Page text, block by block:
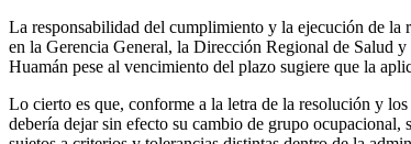
La responsabilidad del cumplimiento y la ejecución de la
en la Gerencia General, la Dirección Regional de Salud
Huamán pese al vencimiento del plazo sugiere que la
Lo cierto es que, conforme a la letra de la resolución y
debería dejar sin efecto su cambio de grupo